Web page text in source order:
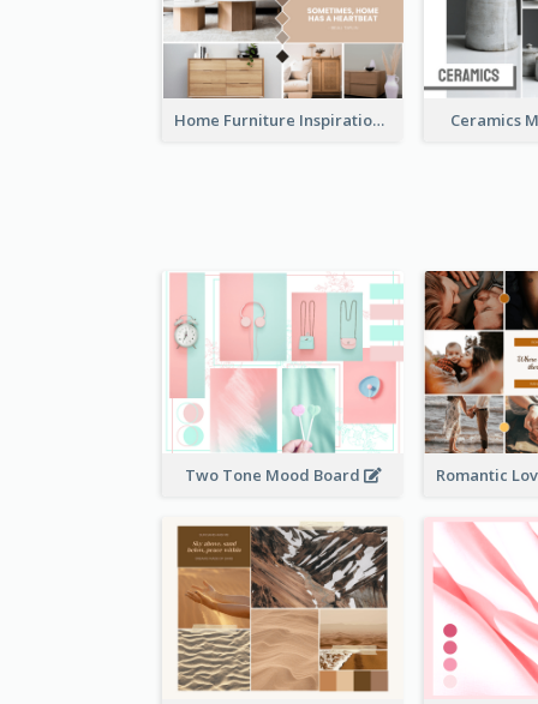
Home Furniture Inspiration Mood Board Ceramics
Two Tone Mood Board